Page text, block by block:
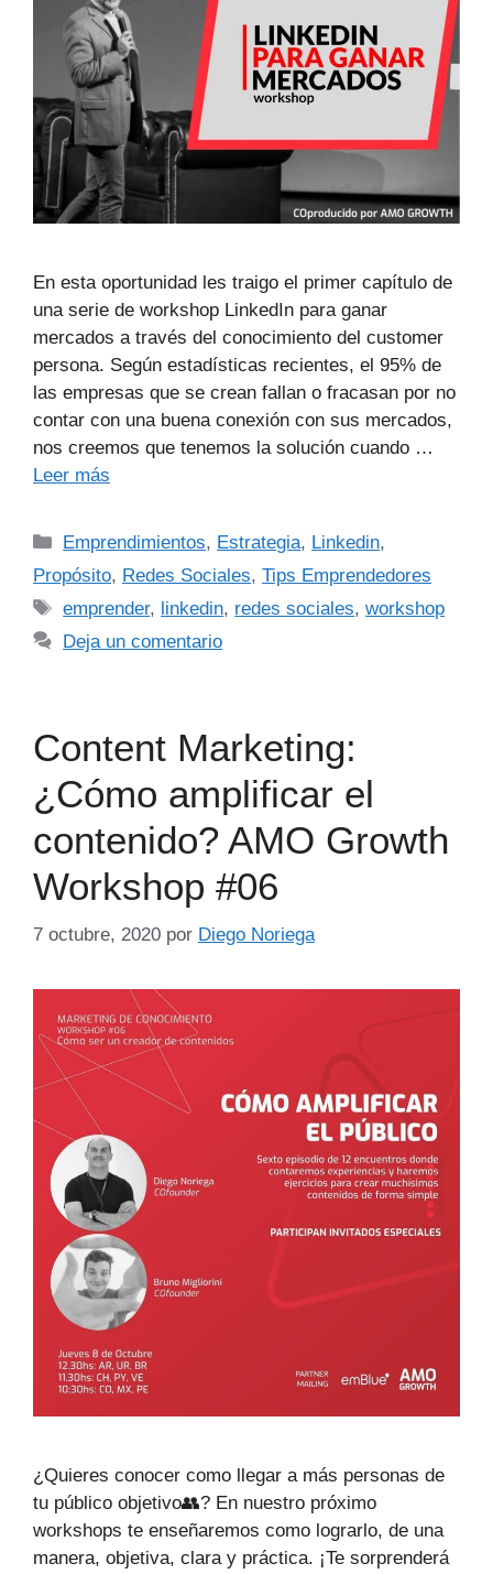
En esta oportunidad les traigo el primer capítulo de
una serie de workshop LinkedIn para ganar
mercados a través del conocimiento del customer
persona. Según estadísticas recientes, el 95% de
las empresas que se crean fallan o fracasan por no
contar con una buena conexión con sus mercados,
nos creemos que tenemos la solución cuando …
Leer más
Emprendimientos, Estrategia, Linkedin,
Propósito, Redes Sociales, Tips Emprendedores
emprender, linkedin, redes sociales,workshop
Deja un comentario
Content Marketing:
¿Cómo amplificar el
contenido? AMO Growth
Workshop #06
7 octubre, 2020 por Diego Noriega
¿Quieres conocer como llegar a más personas de
tu público objetivo👥? En nuestro próximo
workshops te enseñaremos como lograrlo, de una
manera, objetiva, clara y práctica. ¡Te sorprenderá